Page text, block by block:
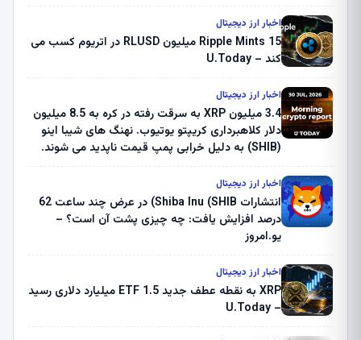
اخبار ارز دیجیتال
Ripple Mints 15 میلیون RLUSD در اتریوم کسب می
کند – U.Today
اخبار ارز دیجیتال
3.4 میلیون XRP به سرقت رفته در کره به 8.5 میلیون
دلار کلاهبرداری کریپتو یوتیوب. نهنگ های شیبا اینو
(SHIB) به دلیل خرابی پمپ قیمت ناپدید می شوند.
ثبت کرد – گزارش کریپتو صبح – U.Today
اخبار ارز دیجیتال
انتشارات Shiba Inu (SHIB) در عرض چند ساعت 62
درصد افزایش یافت: چه چیزی پشت آن است؟ –
یو.امروز
اخبار ارز دیجیتال
XRP به نقطه عطف جدید ETF 1.5 میلیارد دلاری رسید
– U.Today